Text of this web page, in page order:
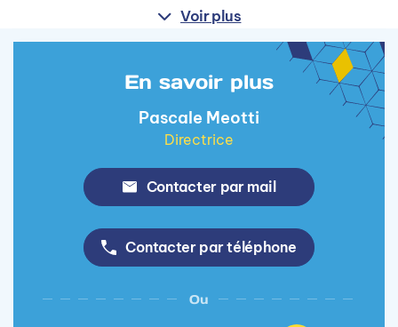
Voir plus
En savoir plus
Pascale Meotti
Directrice
Contacter par mail
Contacter par téléphone
Ou